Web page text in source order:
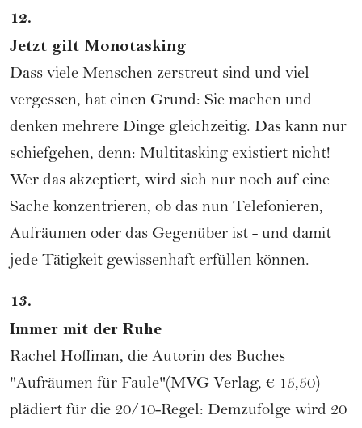
12.
Jetzt gilt Monotasking
Dass viele Menschen zerstreut sind und viel
vergessen, hat einen Grund: Sie machen und
denken mehrere Dinge gleichzeitig. Das kann nur
schiefgehen, denn: Multitasking existiert nicht!
Wer das akzeptiert, wird sich nur noch auf eine
Sache konzentrieren, ob das nun Telefonieren,
Aufräumen oder das Gegenüber ist - und damit
jede Tätigkeit gewissenhaft erfüllen können.
13.
Immer mit der Ruhe
Rachel Hoffman, die Autorin des Buches
"Aufräumen für Faule"(MVG Verlag, € 15,50)
plädiert für die 20/10-Regel: Demzufolge wird 20